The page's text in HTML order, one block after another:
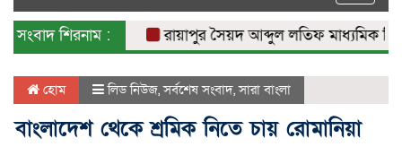
সংবাদ শিরনাম :
রায়াপুর সৈয়দ আব্দুল লতিফ মাধ্যমিক
হোম লিড নিউজ,সর্বশেষ সংবাদ,সারা বাংলা
বাংলাদেশ থেকে শ্রমিক নিতে চায় রোমানিয়া